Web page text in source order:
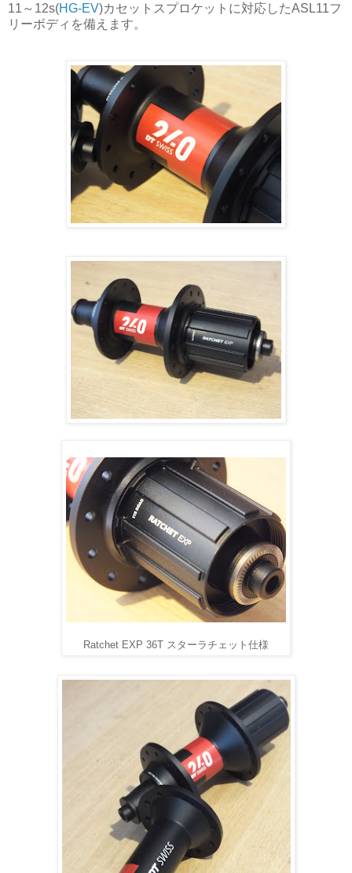
11～12s(HG-EV)カセットスプロケットに対応したASL11フ
リーボディを備えます。
Ratchet EXP 36T スターラチェット仕様